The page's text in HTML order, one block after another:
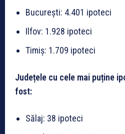
București: 4.401 ipoteci
Ilfov: 1.928 ipoteci
Timiș: 1.709 ipoteci
Județele cu cele mai puține
fost:
Sălaj: 38 ipoteci